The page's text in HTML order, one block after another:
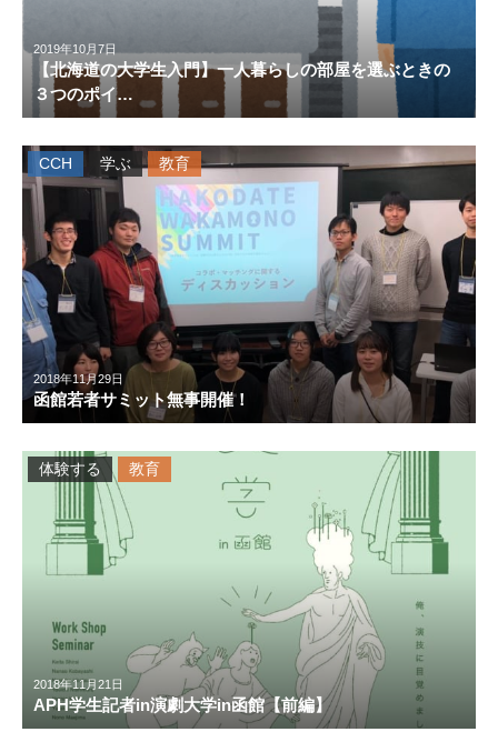
2019年10月7日
【北海道の大学生入門】一人暮らしの部屋を選ぶときの
３つのポイ…
2018年11月29日
函館若者サミット無事開催！
CCH 学ぶ 教育
2018年11月21日
APH学生記者in演劇大学in函館【前編】
体験する 教育